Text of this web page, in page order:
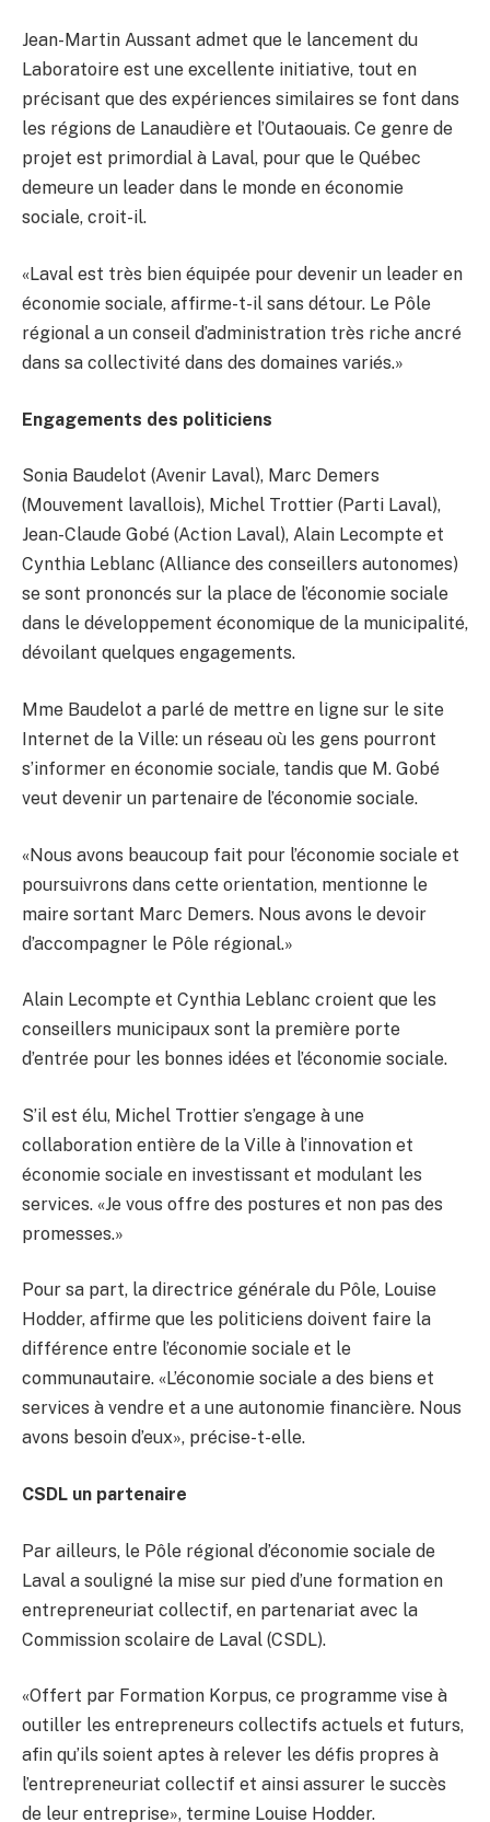
Jean-Martin Aussant admet que le lancement du
Laboratoire est une excellente initiative, tout en
précisant que des expériences similaires se font dans
les régions de Lanaudière et l’Outaouais. Ce genre de
projet est primordial à Laval, pour que le Québec
demeure un leader dans le monde en économie
sociale, croit-il.
«Laval est très bien équipée pour devenir un leader en
économie sociale, affirme-t-il sans détour. Le Pôle
régional a un conseil d’administration très riche ancré
dans sa collectivité dans des domaines variés.»
Engagements des politiciens
Sonia Baudelot (Avenir Laval), Marc Demers
(Mouvement lavallois), Michel Trottier (Parti Laval),
Jean-Claude Gobé (Action Laval), Alain Lecompte et
Cynthia Leblanc (Alliance des conseillers autonomes)
se sont prononcés sur la place de l’économie sociale
dans le développement économique de la municipalité,
dévoilant quelques engagements.
Mme Baudelot a parlé de mettre en ligne sur le site
Internet de la Ville: un réseau où les gens pourront
s’informer en économie sociale, tandis que M. Gobé
veut devenir un partenaire de l’économie sociale.
«Nous avons beaucoup fait pour l’économie sociale et
poursuivrons dans cette orientation, mentionne le
maire sortant Marc Demers. Nous avons le devoir
d’accompagner le Pôle régional.»
Alain Lecompte et Cynthia Leblanc croient que les
conseillers municipaux sont la première porte
d’entrée pour les bonnes idées et l’économie sociale.
S’il est élu, Michel Trottier s’engage à une
collaboration entière de la Ville à l’innovation et
économie sociale en investissant et modulant les
services. «Je vous offre des postures et non pas des
promesses.»
Pour sa part, la directrice générale du Pôle, Louise
Hodder, affirme que les politiciens doivent faire la
différence entre l’économie sociale et le
communautaire. «L’économie sociale a des biens et
services à vendre et a une autonomie financière. Nous
avons besoin d’eux», précise-t-elle.
CSDL un partenaire
Par ailleurs, le Pôle régional d’économie sociale de
Laval a souligné la mise sur pied d’une formation en
entrepreneuriat collectif, en partenariat avec la
Commission scolaire de Laval (CSDL).
«Offert par Formation Korpus, ce programme vise à
outiller les entrepreneurs collectifs actuels et futurs,
afin qu’ils soient aptes à relever les défis propres à
l’entrepreneuriat collectif et ainsi assurer le succès
de leur entreprise», termine Louise Hodder.